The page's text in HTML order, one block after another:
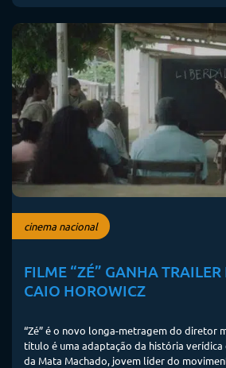
cinema nacional
FILME “ZÉ” GANHA TRAILER
CAIO HOROWICZ
“Zé” é o novo longa-metragem do diretor
título é uma adaptação da história verídica
da Mata Machado, jovem líder do